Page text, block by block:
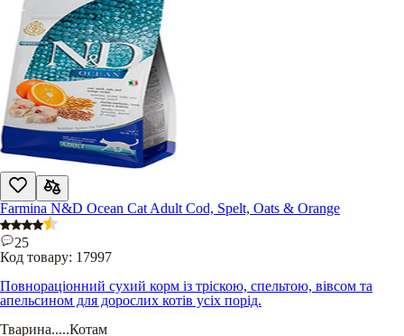
Farmina N&D Ocean Cat Adult Cod, Spelt, Oats & Orange
25
Код товару: 17997
Повнораціонний сухий корм із тріскою, спельтою, вівсом та
апельсином для дорослих котів усіх порід.
Тварина.....Котам